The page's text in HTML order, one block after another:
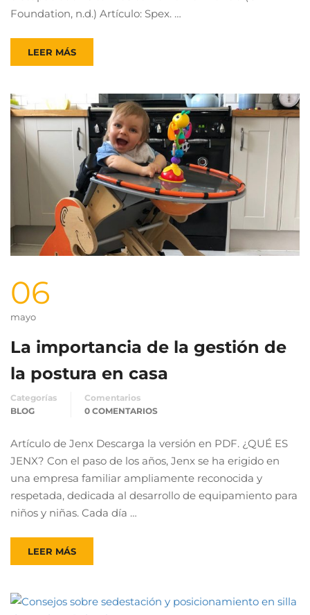
Foundation, n.d.) Artículo: Spex. …
LEER MÁS
06
mayo
La importancia de la gestión de
la postura en casa
Categorías
BLOG
Comentarios
0 COMENTARIOS
Artículo de Jenx Descarga la versión en PDF. ¿QUÉ ES
JENX? Con el paso de los años, Jenx se ha erigido en
una empresa familiar ampliamente reconocida y
respetada, dedicada al desarrollo de equipamiento para
niños y niñas. Cada día …
LEER MÁS